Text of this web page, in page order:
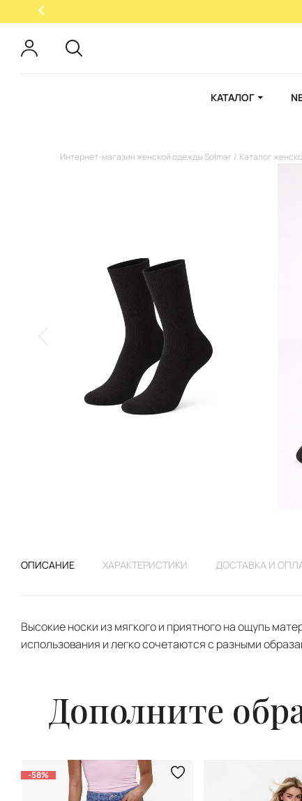
КАТАЛОГ
Интернет-магазин женской одежды Solmar Каталог
ОПИСАНИЕ ХАРАКТЕРИСТИКИ ДОСТАВКА И
Высокие носки из мягкого и приятного на ощупь
использования и легко сочетаются с разными
Дополните
-58%